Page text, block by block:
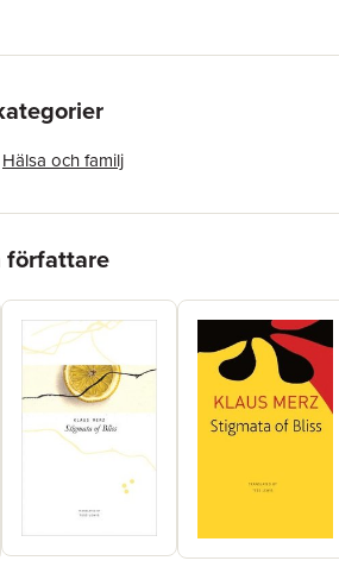
Heinz Egger
Hälsa och familj
författare